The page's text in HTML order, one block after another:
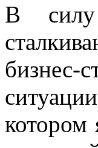
В силу
бизнес-
котором